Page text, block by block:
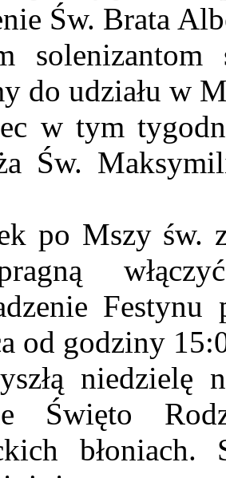
Św. Brata
solenizantom
do udziału w
w tym
Św.
po Mszy św.
od godziny
niedzielę
Święto